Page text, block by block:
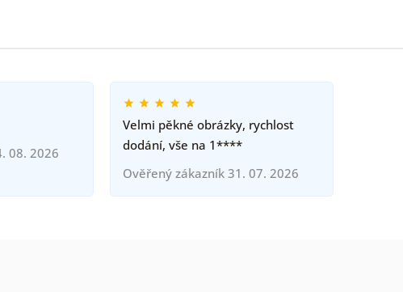
08. 2026
Velmi pěkné obrázky, rychlost
dodání, vše na 1****
Ověřený zákazník 31. 07. 2026